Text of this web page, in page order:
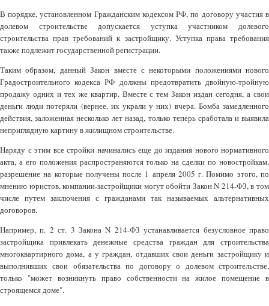
В порядке, установленном Гражданским кодексом РФ, по договору участия в
долевом строительстве допускается уступка участником долевого
строительства прав требований к застройщику. Уступка права требования
также подлежит государственной регистрации.
Таким образом, данный Закон вместе с некоторыми положениями нового
Градостроительного кодекса РФ должны предотвратить двойную-тройную
продажу одних и тех же квартир. Вместе с тем Закон издан сегодня, а свои
деньги люди потеряли (вернее, их украли у них) вчера. Бомба замедленного
действия, заложенная несколько лет назад, только теперь сработала и выявила
неприглядную картину в жилищном строительстве.
Наряду с этим все стройки начинались еще до издания нового нормативного
акта, а его положения распространяются только на сделки по новостройкам,
разрешение на которые получены после 1 апреля 2005 г. Помимо этого, по
мнению юристов, компании-застройщики могут обойти Закон N 214-ФЗ, в том
числе путем заключения с гражданами так называемых альтернативных
договоров.
Например, п. 2 ст. 3 Закона N 214-ФЗ устанавливается безусловное право
застройщика привлекать денежные средства граждан для строительства
многоквартирного дома, а у граждан, отдавших свои деньги застройщику и
выполнивших свои обязательства по договору о долевом строительстве,
только "может возникнуть право собственности на жилое помещение в
строящемся доме".